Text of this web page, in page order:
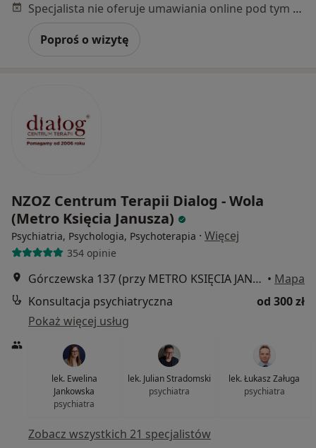
Specjalista nie oferuje umawiania online pod tym adresem.
Poproś o wizytę
NZOZ Centrum Terapii Dialog - Wola
(Metro Księcia Janusza)
Psychiatria, Psychologia, Psychoterapia · Więcej
354 opinie
Górczewska 137 (przy METRO KSIĘCIA JANUSZA), Warszawa • Mapa
Konsultacja psychiatryczna
od 300 zł
Pokaż więcej usług
lek. Ewelina
Jankowska
psychiatra
lek. Julian Stradomski
psychiatra
lek. Łukasz Załuga
psychiatra
Zobacz wszystkich 21 specjalistów